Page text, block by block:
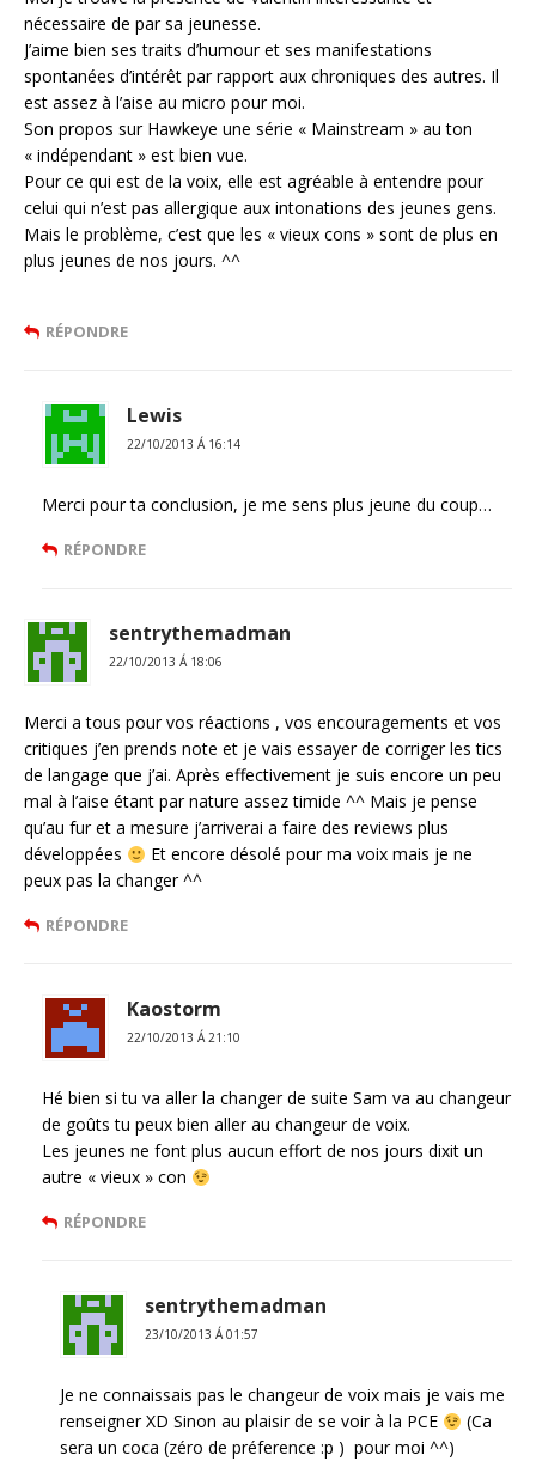
nécessaire de par sa jeunesse.
J’aime bien ses traits d’humour et ses manifestations
spontanées d’intérêt par rapport aux chroniques des autres. Il
est assez à l’aise au micro pour moi.
Son propos sur Hawkeye une série « Mainstream » au ton
« indépendant » est bien vue.
Pour ce qui est de la voix, elle est agréable à entendre pour
celui qui n’est pas allergique aux intonations des jeunes gens.
Mais le problème, c’est que les « vieux cons » sont de plus en
plus jeunes de nos jours. ^^
RÉPONDRE
Lewis
22/10/2013 Á 16:14
Merci pour ta conclusion, je me sens plus jeune du coup…
RÉPONDRE
sentrythemadman
22/10/2013 Á 18:06
Merci a tous pour vos réactions , vos encouragements et vos
critiques j’en prends note et je vais essayer de corriger les tics
de langage que j’ai. Après effectivement je suis encore un peu
mal à l’aise étant par nature assez timide ^^ Mais je pense
qu’au fur et a mesure j’arriverai a faire des reviews plus
développées
Et encore désolé pour ma voix mais je ne
peux pas la changer ^^
RÉPONDRE
Kaostorm
22/10/2013 Á 21:10
Hé bien si tu va aller la changer de suite Sam va au changeur
de goûts tu peux bien aller au changeur de voix.
Les jeunes ne font plus aucun effort de nos jours dixit un
autre « vieux » con
RÉPONDRE
sentrythemadman
23/10/2013 Á 01:57
Je ne connaissais pas le changeur de voix mais je vais me
renseigner XD Sinon au plaisir de se voir à la PCE
(Ca
sera un coca (zéro de préference :p ) pour moi ^^)